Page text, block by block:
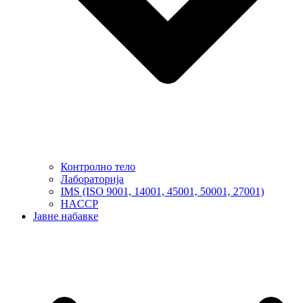
Контролно тело
Лабораторија
IMS (ISO 9001, 14001, 45001, 50001, 27001)
HACCP
Јавне набавке